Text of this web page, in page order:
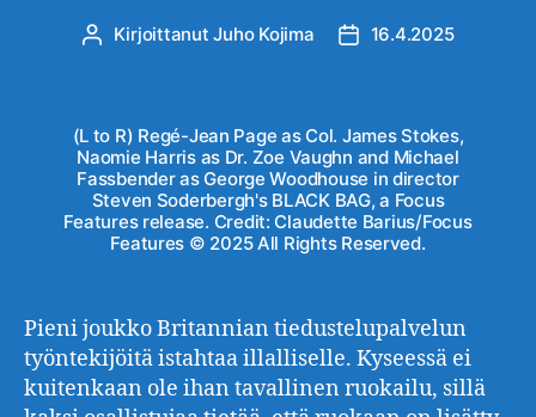
Kirjoittaja
KirjoittanutJuho Kojima Julkaisupäivämäärä
16.4.2025
(L to R) Regé-Jean Page as Col. James Stokes,
Naomie Harris as Dr. Zoe Vaughn and Michael
Fassbender as George Woodhouse in director
Steven Soderbergh's BLACK BAG, a Focus
Features release. Credit: Claudette Barius/Focus
Features © 2025 All Rights Reserved.
Pieni joukko Britannian tiedustelupalvelun
työntekijöitä istahtaa illalliselle. Kyseessä ei
kuitenkaan ole ihan tavallinen ruokailu, sillä